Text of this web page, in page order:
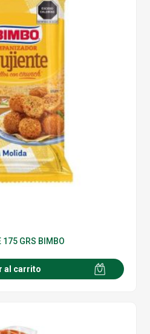
175 GRS BIMBO
al carrito